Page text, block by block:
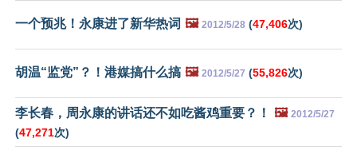
一个预兆！永康进了新华热词 🖼️ 2012/5/28 (47,406次)
胡温“监党”？！港媒搞什么搞 🖼️ 2012/5/27 (55,826次)
李长春，周永康的讲话还不如吃酱鸡重要？！ 🖼️ 2012/5/27
(47,271次)